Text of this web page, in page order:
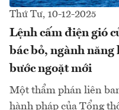
Thứ Tư, 10-12-2025
Lệnh cấm điện gió
bác bỏ, ngành
bước ngoặt mới
Một thẩm phán liên
hành pháp của Tổng